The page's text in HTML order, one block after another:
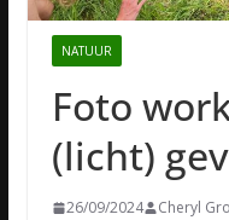
NATUUR
Foto
(licht)
26/09/2024 Cheryl